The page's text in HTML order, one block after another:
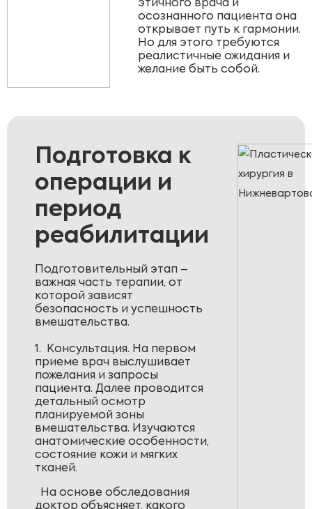
этичного врача и
осознанного пациента она
открывает путь к гармонии.
Но для этого требуются
реалистичные ожидания и
желание быть собой.
Подготовка к
операции и
период
реабилитации
Подготовительный этап –
важная часть терапии, от
которой зависят
безопасность и успешность
вмешательства.
1. Консультация. На первом
приеме врач выслушивает
пожелания и запросы
пациента. Далее проводится
детальный осмотр
планируемой зоны
вмешательства. Изучаются
анатомические особенности,
состояние кожи и мягких
тканей.
На основе обследования
доктор объясняет, какого